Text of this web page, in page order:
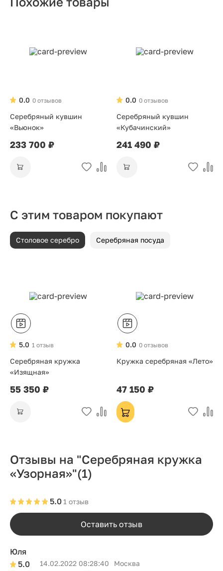
0 отзывов
0.0
Серебряный кувшин
«Вьюнок»
233 700 ₽
0 отзывов
0.0
Серебряный кувшин
«Кубачинский»
241 490 ₽
С этим товаром покупают
Столовое серебро Серебряная посуда
1 отзыв
5.0
Серебряная кружка
«Изящная»
55 350 ₽
0 отзывов
0.0
Кружка серебряная «Лето»
47 150 ₽
Отзывы на "Серебряная кружка
«Узорная»"(1)
1 отзыв
5.0
Оставить отзыв
Юля
5.0
14.02.2022 08:28:40
Москва